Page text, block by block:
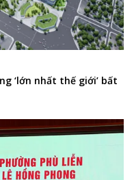
‘lớn nhất thế giới’ bất